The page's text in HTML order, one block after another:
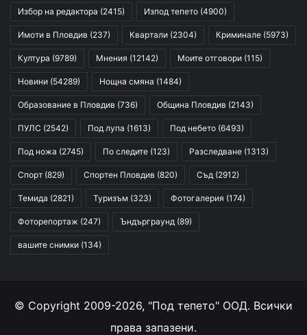
Избор на редактора (2415) Изпод тепето (4900)
Имоти в Пловдив (237) Квартали (2304) Криминале (5973)
Култура (9789) Мнения (12142) Моите отговори (115)
Новини (54289) Нощна смяна (1484)
Образование в Пловдив (736) Община Пловдив (2143)
ПУЛС (2542) Под лупа (1613) Под небето (6493)
Под ножа (2745) По следите (123) Разследване (1313)
Спорт (829) Спортен Пловдив (820) Съд (2912)
Темида (2821) Туризъм (323) Фотогалерия (174)
Фоторепортаж (247) Ъндърграунд (89)
вашите снимки (134)
© Copyright 2009-2026, "Под тепето" ООД. Всички
права запазени.